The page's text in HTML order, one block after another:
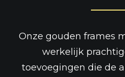
CROUPIER LOGIN
Onze gouden frames
werkelijk
toevoegingen die de